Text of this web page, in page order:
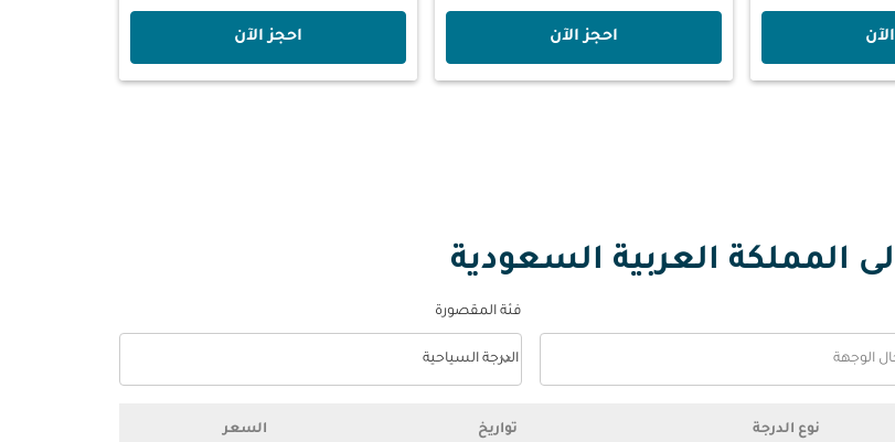
‫احجز الآن‬ ‫احجز الآن‬
المملكة العربية السعودية
فئة المقصورة
فئة المقصورة option الدرجة السياحية Selected
الدرجة السياحية
keyboard_arrow_down
نوع الدرجة تواريخ السعر